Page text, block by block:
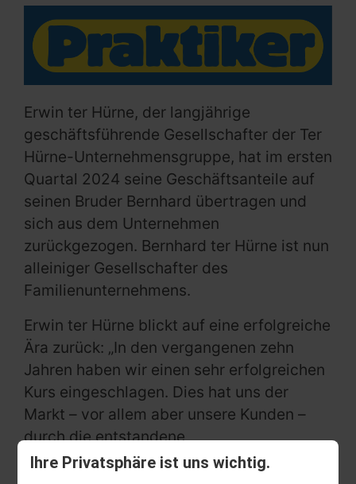
Ihre Privatsphäre ist uns wichtig.
Erwin ter Hürne, der langjährige
geschäftsführende Gesellschafter der Ter
Hürne-Unternehmensgruppe, hat im ersten
Quartal 2024 seine Geschäftsanteile auf
seinen Bruder Bernhard übertragen und
sich aus dem Unternehmen
zurückgezogen. Bernhard ter Hürne ist nun
alleiniger Gesellschafter des
Familienunternehmens.
Erwin ter Hürne blickt auf eine erfolgreiche
Ära zurück: „In den vergangenen zehn
Jahren haben wir einen sehr erfolgreichen
Kurs eingeschlagen. Dies hat uns der
Markt – vor allem aber unsere Kunden –
durch die entstandene
Wachstumsdynamik bestätigt. Wir sind